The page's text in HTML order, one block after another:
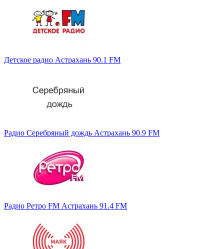
Детское радио Астрахань 90.1 FM
Радио Серебряный дождь Астрахань 90.9 FM
Радио Ретро FM Астрахань 91.4 FM